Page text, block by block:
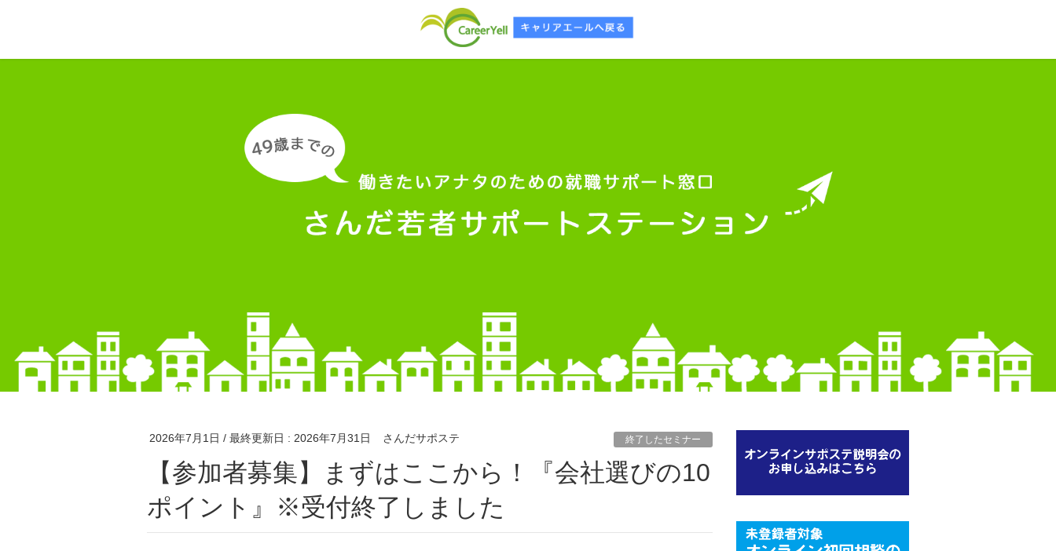
2026年7月1日 / 最終更新日 : 2026年7月31日 さんだサポステ 終了したセミナー
【参加者募集】まずはここから！『会社選びの10
ポイント』※受付終了しました